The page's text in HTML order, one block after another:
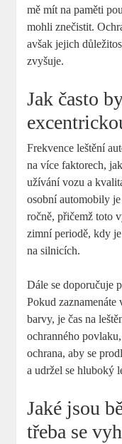
mě mít na paměti
mohli znečistit.
avšak jejich
zvyšuje.
Jak často
Frekvence leštění
na více faktorech,
užívání vozu a
osobní automobily
ročně, přičemž toto
zimní periodě, kdy
na silnicích.
Dále se doporučuje
Pokud
barvy, je čas na
ochranného
ochrana, aby se
a udržel se hluboký
Jaké jsou
třeba se